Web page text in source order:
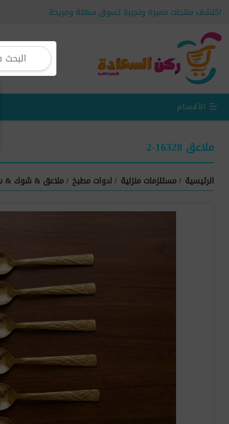
اكتشف منتجات مميزة وتجربة تسوق سهلة ومريحة
الأقسام
ملاعق 16328-2
الرئيسية /مستلزمات منزلية /ادوات مطبخ /ملاعق & شوك &